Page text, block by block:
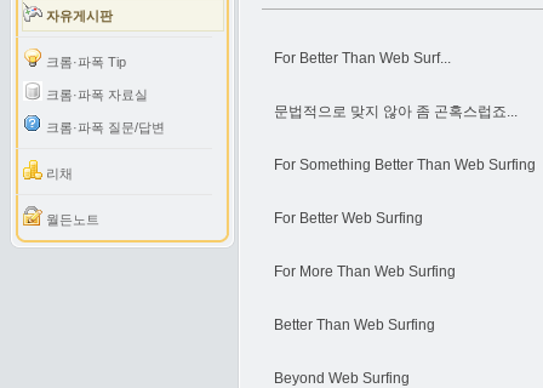
자유게시판
크롬·파폭 Tip
크롬·파폭 자료실
크롬·파폭 질문/답변
리채
월든노트
For Better Than Web Surf...
문법적으로 맞지 않아 좀 곤혹스럽죠...
For Something Better Than Web Surfing
For Better Web Surfing
For More Than Web Surfing
Better Than Web Surfing
Beyond Web Surfing